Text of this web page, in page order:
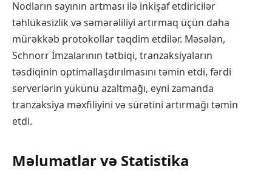
Nodların sayının artması ilə inkişaf etdiricilər
təhlükəsizlik və səmərəliliyi artırmaq üçün daha
mürəkkəb protokollar təqdim etdilər. Məsələn,
Schnorr İmzalarının tətbiqi, tranzaksiyaların
təsdiqinin optimallaşdırılmasını təmin etdi, fərdi
serverlərin yükünü azaltmağı, eyni zamanda
tranzaksiya məxfiliyini və sürətini artırmağı təmin
etdi.
Məlumatlar və Statistika